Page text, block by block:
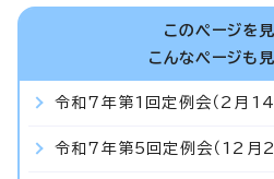
このページを
こんなページも
令和7年第1回定例会（2月
令和7年第5回定例会（12月